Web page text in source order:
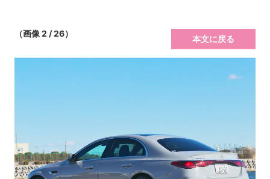
（画像 2 / 26）
本文に戻る